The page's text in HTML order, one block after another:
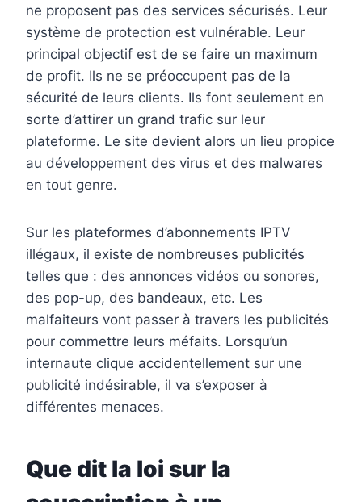
ne proposent pas des services sécurisés. Leur
système de protection est vulnérable. Leur
principal objectif est de se faire un maximum
de profit. Ils ne se préoccupent pas de la
sécurité de leurs clients. Ils font seulement en
sorte d’attirer un grand trafic sur leur
plateforme. Le site devient alors un lieu propice
au développement des virus et des malwares
en tout genre.
Sur les plateformes d’abonnements IPTV
illégaux, il existe de nombreuses publicités
telles que : des annonces vidéos ou sonores,
des pop-up, des bandeaux, etc. Les
malfaiteurs vont passer à travers les publicités
pour commettre leurs méfaits. Lorsqu’un
internaute clique accidentellement sur une
publicité indésirable, il va s’exposer à
différentes menaces.
Que dit la loi sur la